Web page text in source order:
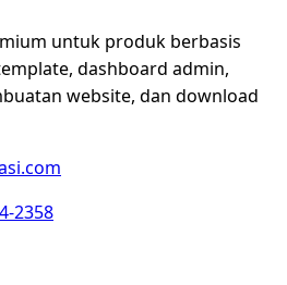
untuk produk berbasis
dashboard admin,
website, dan download
2358